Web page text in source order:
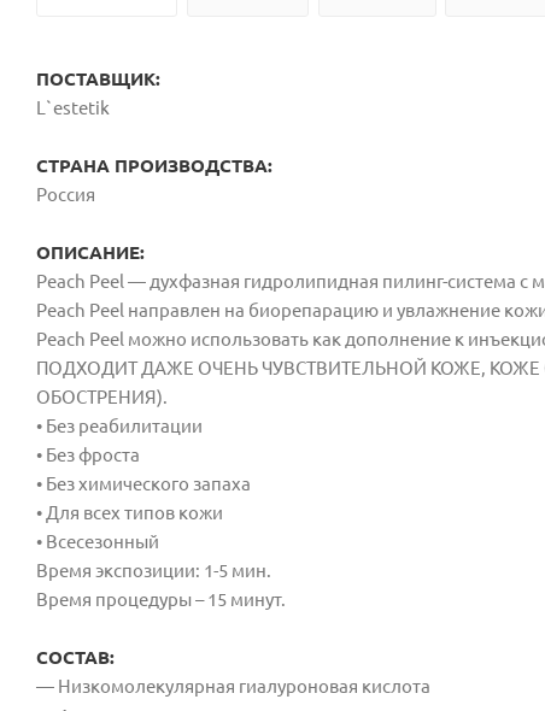
ПОСТАВЩИК:
L`estetik
СТРАНА ПРОИЗВОДСТВА:
Россия
ОПИСАНИЕ:
Peach Peel — духфазная гидролипидная пилинг-система с
Peach Peel направлен на биорепарацию и увлажнение
Peach Peel можно использовать как дополнение к
ПОДХОДИТ ДАЖЕ ОЧЕНЬ ЧУВСТВИТЕЛЬНОЙ КОЖЕ,
ОБОСТРЕНИЯ).
• Без реабилитации
• Без фроста
• Без химического запаха
• Для всех типов кожи
• Всесезонный
Время экспозиции: 1-5 мин.
Время процедуры – 15 минут.
СОСТАВ:
— Низкомолекулярная гиалуроновая кислота